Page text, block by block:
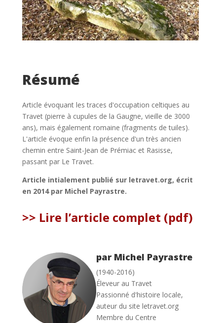
Résumé
Article évoquant les traces d'occupation celtiques au
Travet (pierre à cupules de la Gaugne, vieille de 3000
ans), mais également romaine (fragments de tuiles).
L'article évoque enfin la présence d'un très ancien
chemin entre Saint-Jean de Prémiac et Rasisse,
passant par Le Travet.
Article intialement publié sur letravet.org, écrit
en 2014 par Michel Payrastre.
>> Lire l’article complet (pdf)
par Michel Payrastre
(1940-2016)
Éleveur au Travet
Passionné d'histoire locale,
auteur du site letravet.org
Membre du Centre